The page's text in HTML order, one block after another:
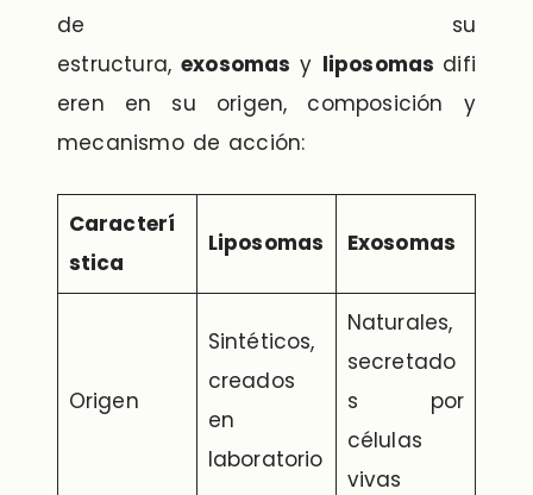
de su
estructura,exosomas y liposomas difi
eren en su origen, composición y
mecanismo de acción:
Caracterí
stica
Liposomas Exosomas
Origen
Sintéticos,
creados
en
laboratorio
Naturales,
secretado
s por
células
vivas